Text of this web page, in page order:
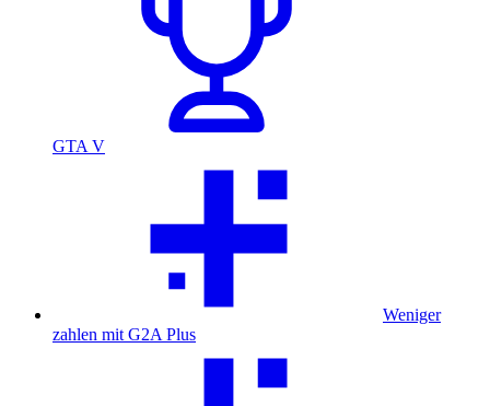
GTA V
Weniger
zahlen mit G2A Plus